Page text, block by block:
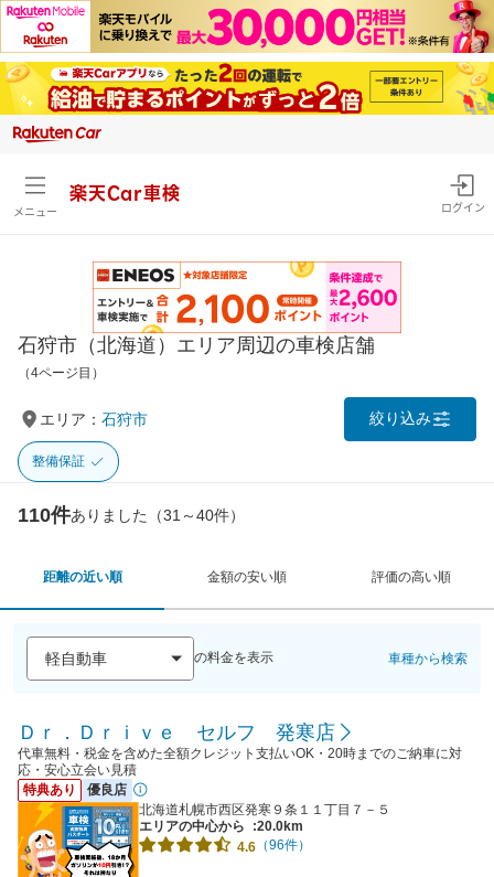
メニュー
楽天Car車検
ログイン
石狩市（北海道）エリア周辺の車検店舗
（4ページ目）
エリア： 石狩市 絞り込み
整備保証
110件ありました（31～40件）
距離の近い順 金額の安い順 評価の高い順
の料金を表示 車種から検索
Ｄｒ．Ｄｒｉｖｅ セルフ 発寒店
代車無料・税金を含めた全額クレジット支払いOK・20時までのご納車に対
応・安心立会い見積
特典あり
優良店
北海道札幌市西区発寒９条１１丁目７－５
エリアの中心から
:20.0km
4.6 （96件）